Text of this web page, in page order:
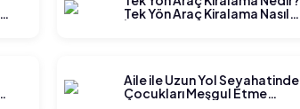
Tek Yön Araç Kiralama Nasıl
Aile ile Uzun Yol Seyahatinde
Çocukları Meşgul Etme